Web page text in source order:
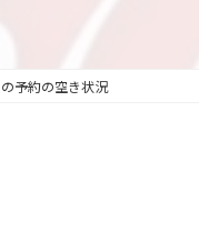
予約の空き状況